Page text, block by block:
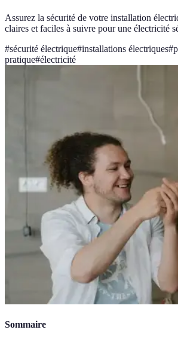
Assurez la sécurité de votre installation
claires et faciles à suivre pour une électricité
#sécurité électrique#installations électriques#
pratique#électricité
Sommaire